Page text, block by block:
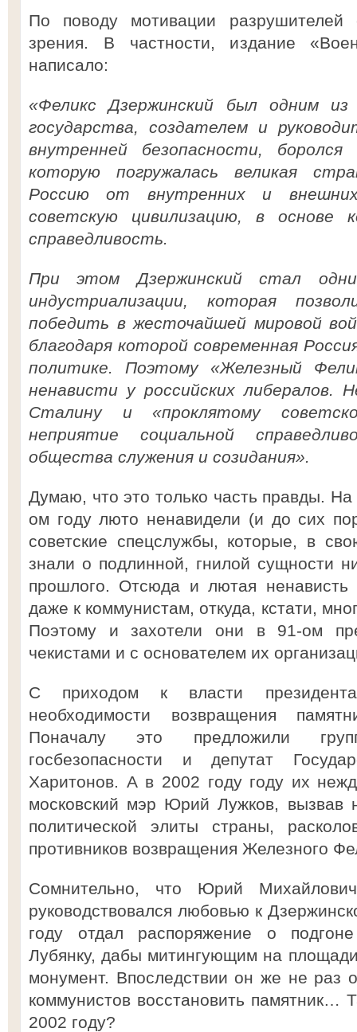
По поводу мотивации разрушителей
зрения. В частности, издание
написало:
«Феликс Дзержинский был одним из
государства, создателем и
внутренней безопасности,
которую погружалась великая
Россию от внутренних и
советскую цивилизацию, в основе
справедливость.
При этом Дзержинский стал
индустриализации, которая
победить в жесточайшей мировой
благодаря которой современная
политике. Поэтому «Железный
ненависти у российских либералов.
Сталину и «проклятому
неприятие социальной
общества служения и созидания».
Думаю, что это только часть правды.
ом году люто ненавидели (и до сих
советские спецслужбы, которые, в
знали о подлинной, гнилой сущности
прошлого. Отсюда и лютая
даже к коммунистам, откуда, кстати,
Поэтому и захотели они в 91-ом
чекистами и с основателем их
С приходом к власти
необходимости возвращения
Поначалу это предложили
госбезопасности и депутат
Харитонов. А в 2002 году году их
московский мэр Юрий Лужков, вызвав
политической элиты страны,
противников возвращения Железного
Сомнительно, что Юрий
руководствовался любовью к
году отдал распоряжение о
Лубянку, дабы митингующим на
монумент. Впоследствии он же не раз
коммунистов восстановить памятник…
2002 году?